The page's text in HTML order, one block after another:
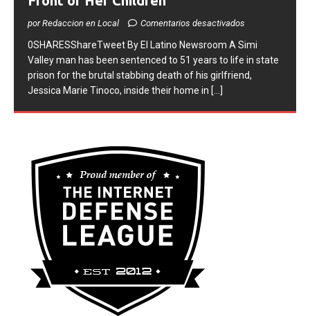
Front of Her Children
por Redaccion en Local
0SHARESShareTweet ​By El Latino Newsroom ​A Simi
Valley man has been sentenced to 51 years to life in state
prison for the brutal stabbing death of his girlfriend,
Jessica Marie Tinoco, inside their home in [...]